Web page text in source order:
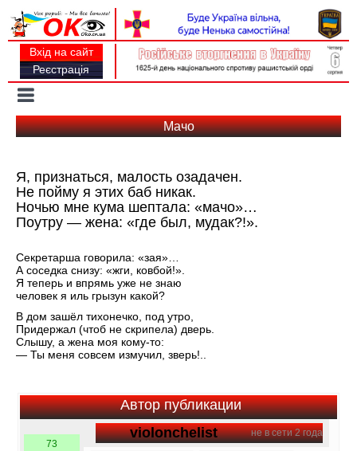
Вхід на сайт
Реєстрація
navigation
Мачо
Я, признаться, малость озадачен.
Не пойму я этих баб никак.
Ночью мне кума шептала: «мачо»…
Поутру — жена: «где был, мудак?!».
Секретарша говорила: «зая»…
А соседка снизу: «жги, ковбой!».
Я теперь и впрямь уже не знаю
человек я иль грызун какой?
В дом зашёл тихонечко, под утро,
Придержал (чтоб не скрипела) дверь.
Слышу, а жена моя кому-то:
— Ты меня совсем измучил, зверь!..
Автор публикации
не в сети 2 года
violonchelist
73